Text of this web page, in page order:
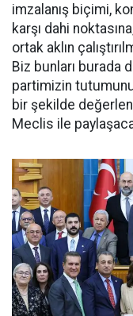
imzalanış biçimi,
karşı dahi
ortak aklın
Biz bunları burada
partimizin tutumunu
bir şekilde
Meclis ile